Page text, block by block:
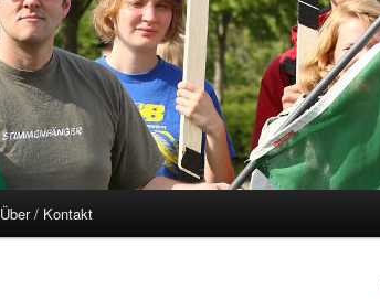
Über / Kontakt